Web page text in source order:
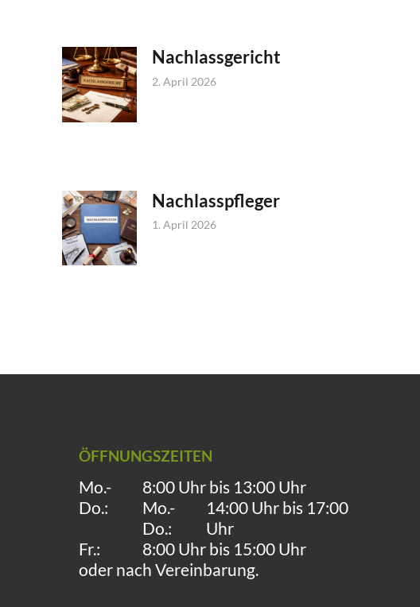
Nachlassgericht
2. April 2026
Nachlasspfleger
1. April 2026
ÖFFNUNGSZEITEN
Mo.-
Do.:
8:00 Uhr bis 13:00 Uhr
Mo.-
Do.:
14:00 Uhr bis 17:00
Uhr
Fr.:
8:00 Uhr bis 15:00 Uhr
oder nach Vereinbarung.